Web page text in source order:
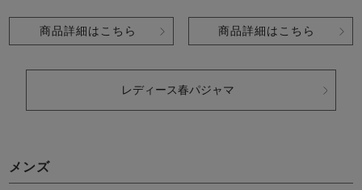
商品詳細はこちら 商品詳細はこちら
レディース春パジャマ
メンズ